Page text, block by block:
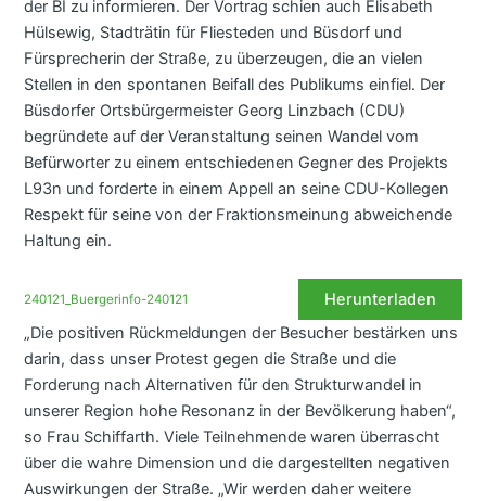
der BI zu informieren. Der Vortrag schien auch Elisabeth
Hülsewig, Stadträtin für Fliesteden und Büsdorf und
Fürsprecherin der Straße, zu überzeugen, die an vielen
Stellen in den spontanen Beifall des Publikums einfiel. Der
Büsdorfer Ortsbürgermeister Georg Linzbach (CDU)
begründete auf der Veranstaltung seinen Wandel vom
Befürworter zu einem entschiedenen Gegner des Projekts
L93n und forderte in einem Appell an seine CDU-Kollegen
Respekt für seine von der Fraktionsmeinung abweichende
Haltung ein.
240121_Buergerinfo-240121
Herunterladen
„Die positiven Rückmeldungen der Besucher bestärken uns
darin, dass unser Protest gegen die Straße und die
Forderung nach Alternativen für den Strukturwandel in
unserer Region hohe Resonanz in der Bevölkerung haben“,
so Frau Schiffarth. Viele Teilnehmende waren überrascht
über die wahre Dimension und die dargestellten negativen
Auswirkungen der Straße. „Wir werden daher weitere